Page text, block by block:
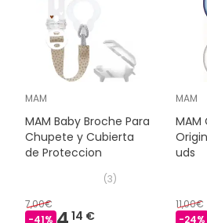
MAM
MAM Baby Broche Para
Chupete y Cubierta
de Proteccion
(3)
7,00€
-41% 14 €
MAM
MAM
uds
11,00€
-24%